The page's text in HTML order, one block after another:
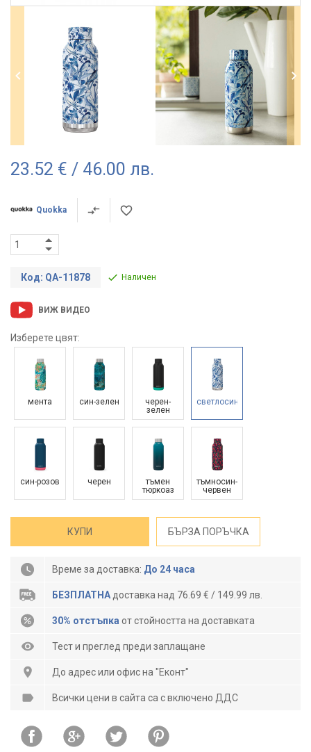
23.52 € / 46.00 лв.
Quokka
Код: QA-11878 Наличен
ВИЖ ВИДЕО
Изберете цвят:
мента син-зелен
черен-
зелен
светлосин
син-розов черен
тъмен
тюркоаз
тъмносин-
червен
КУПИ БЪРЗА ПОРЪЧКА
Време за доставка: До 24 часа
БЕЗПЛАТНА доставка над 76.69 € / 149.99 лв.
30% отстъпка от стойността на доставката
Тест и преглед преди заплащане
До адрес или офис на "Еконт"
Всички цени в сайта са с включено ДДС